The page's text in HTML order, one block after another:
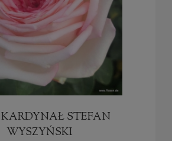
STEFAN
WYSZYŃSKI